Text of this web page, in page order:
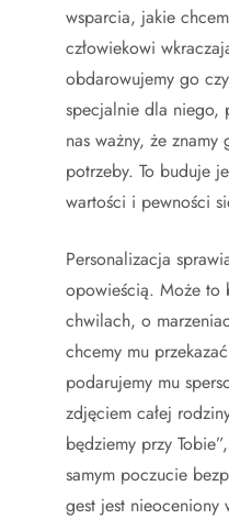
wsparcia, jakie
człowiekowi
obdarowujemy go
specjalnie dla niego,
nas ważny, że
potrzeby. To buduje
wartości i pewności
Personalizacja
opowieścią. Może to
chwilach, o
chcemy mu
podarujemy mu
zdjęciem całej
będziemy przy
samym poczucie
gest jest nieoceniony